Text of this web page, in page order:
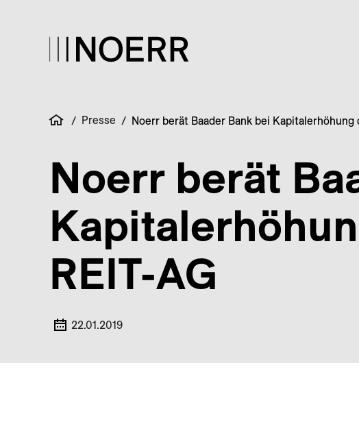
/ Presse / Noerr berät Baader Bank bei
Noerr berät
REIT-AG
22.01.2019